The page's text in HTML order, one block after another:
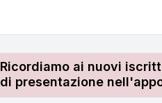
Ricordiamo ai nuovi
di presentazione